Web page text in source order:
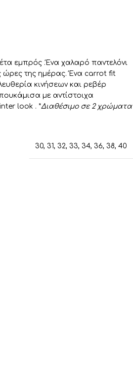
εμπρός .Ένα χαλαρό παντελόνι
ώρες της ημέρας. Ένα carrot fit
κινήσεων και ρεβέρ
με αντίστοιχα
look . *Διαθέσιμο σε 2 χρώματα
30, 31, 32, 33, 34, 36, 38, 40